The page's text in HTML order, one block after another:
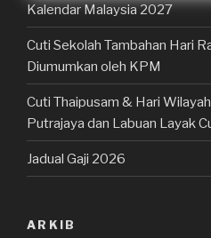
Kalendar Malaysia 2027
Cuti Sekolah Tambahan Hari
Diumumkan oleh KPM
Cuti Thaipusam & Hari
Putrajaya dan Labuan Layak
Jadual Gaji 2026
ARKIB